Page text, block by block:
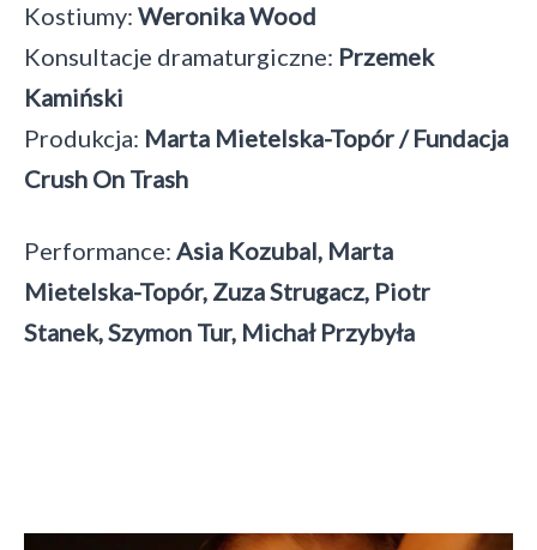
Kostiumy: Weronika Wood
Konsultacje dramaturgiczne: Przemek
Kamiński
Produkcja: Marta Mietelska-Topór / Fundacja
Crush On Trash
Performance: Asia Kozubal, Marta
Mietelska-Topór, Zuza Strugacz, Piotr
Stanek, Szymon Tur, Michał Przybyła